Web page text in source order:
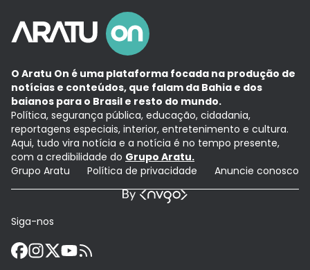
O Aratu On é uma plataforma focada na produção de
notícias e conteúdos, que falam da Bahia e dos
baianos para o Brasil e resto do mundo.
Política, segurança pública, educação, cidadania,
reportagens especiais, interior, entretenimento e cultura.
Aqui, tudo vira notícia e a notícia é no tempo presente,
com a credibilidade do Grupo Aratu.
Grupo Aratu
Política de privacidade Anuncie conosco
Siga-nos